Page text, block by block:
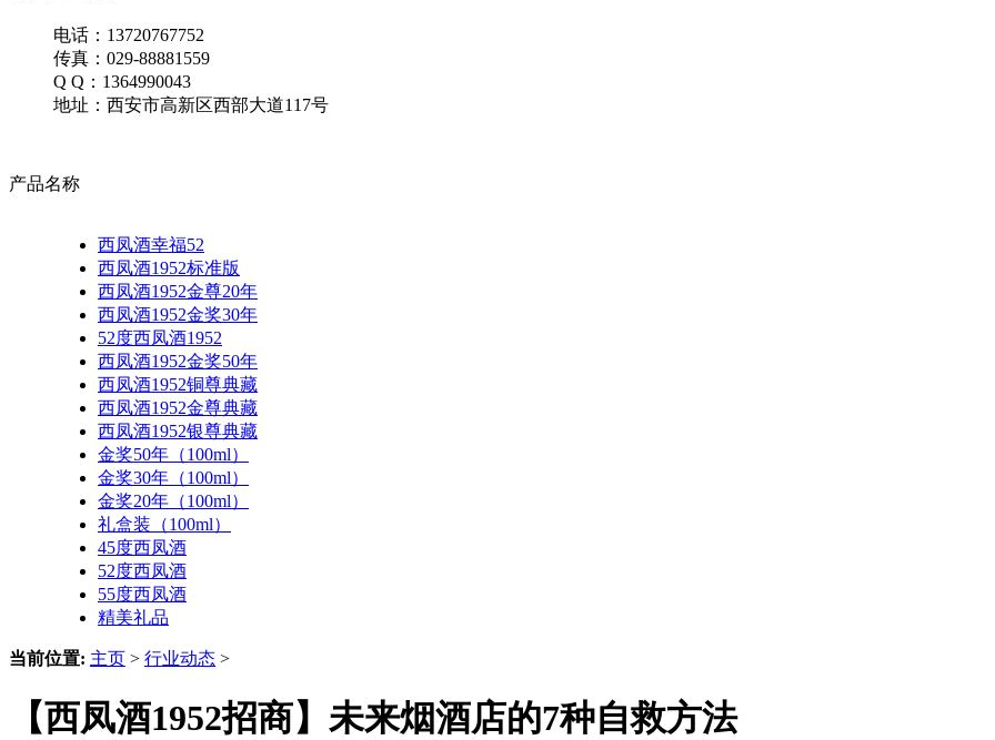
电话：13720767752
传真：029-88881559
Q Q：1364990043
地址：西安市高新区西部大道117号
产品名称
西凤酒幸福52
西凤酒1952标准版
西凤酒1952金尊20年
西凤酒1952金奖30年
52度西凤酒1952
西凤酒1952金奖50年
西凤酒1952铜尊典藏
西凤酒1952金尊典藏
西凤酒1952银尊典藏
金奖50年（100ml）
金奖30年（100ml）
金奖20年（100ml）
礼盒装（100ml）
45度西凤酒
52度西凤酒
55度西凤酒
精美礼品
当前位置: 主页 > 行业动态 >
【西凤酒1952招商】未来烟酒店的7种自救方法